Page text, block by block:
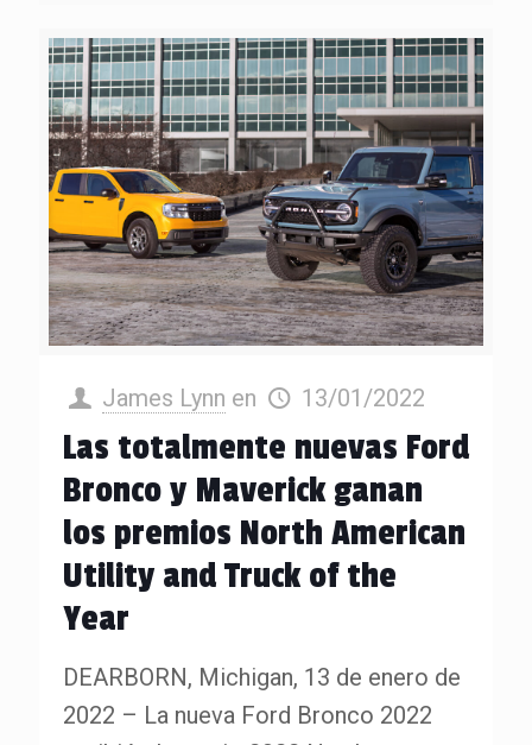
James Lynn en 13/01/2022
Las totalmente nuevas Ford
Bronco y Maverick ganan
los premios North American
Utility and Truck of the
Year
DEARBORN, Michigan, 13 de enero de
2022 – La nueva Ford Bronco 2022